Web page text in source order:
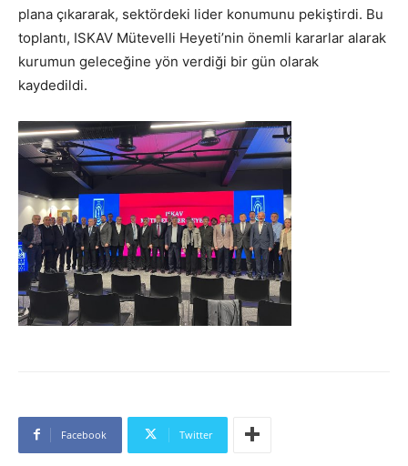
plana çıkararak, sektördeki lider konumunu pekiştirdi. Bu
toplantı, ISKAV Mütevelli Heyeti’nin önemli kararlar alarak
kurumun geleceğine yön verdiği bir gün olarak
kaydedildi.
Facebook Twitter